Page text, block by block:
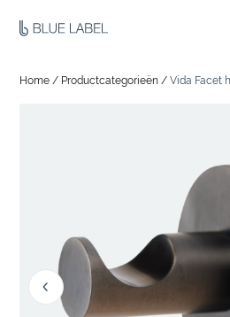
Home / Productcategorieën /Vida Facet